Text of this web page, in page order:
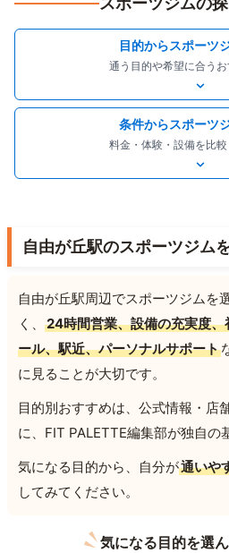
目的からスポーツ
通う目的や希望に合う
条件からスポーツ
料金・体験・設備を比
自由が丘駅のスポーツジム
自由が丘駅周辺でスポーツジムを
く、
24時間営業、設備の充実度、
ール、駅近、パーソナルサポート
に見ることが大切です。
目的別おすすめは、公式情報・店
に、FIT PALETTE編集部が独自の
気になる目的から、自分が通いや
してみてください。
気になる目的を選